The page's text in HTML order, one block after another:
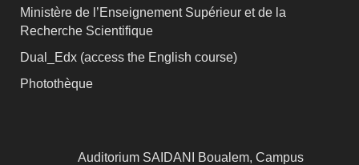
Ministère de l’Enseignement Supérieur et de la
Recherche Scientifique
Dual_Edx (access the English course)
Photothèque
Auditorium SAIDANI Boualem, Campus